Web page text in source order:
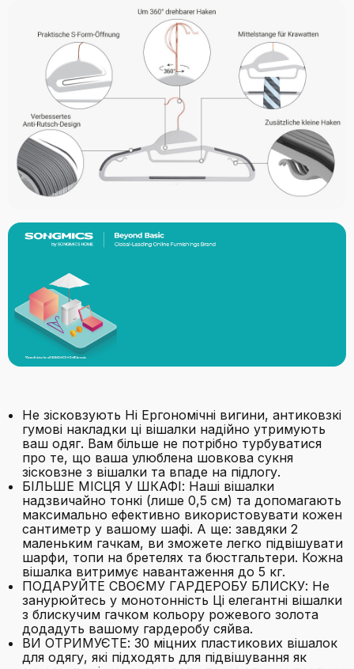
Не зісковзують Ні Ергономічні вигини, антиковзкі
гумові накладки ці вішалки надійно утримують
ваш одяг. Вам більше не потрібно турбуватися
про те, що ваша улюблена шовкова сукня
зісковзне з вішалки та впаде на підлогу.
БІЛЬШЕ МІСЦЯ У ШКАФІ: Наші вішалки
надзвичайно тонкі (лише 0,5 см) та допомагають
максимально ефективно використовувати кожен
сантиметр у вашому шафі. А ще: завдяки 2
маленьким гачкам, ви зможете легко підвішувати
шарфи, топи на бретелях та бюстгальтери. Кожна
вішалка витримує навантаження до 5 кг.
ПОДАРУЙТЕ СВОЄМУ ГАРДЕРОБУ БЛИСКУ: Не
занурюйтесь у монотонність Ці елегантні вішалки
з блискучим гачком кольору рожевого золота
додадуть вашому гардеробу сяйва.
ВИ ОТРИМУЄТЕ: 30 міцних пластикових вішалок
для одягу, які підходять для підвішування як